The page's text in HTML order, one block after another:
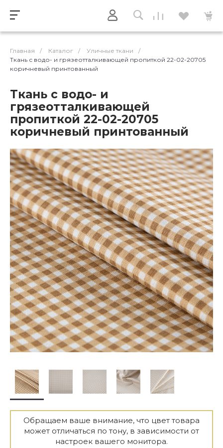
Главная / Каталог / Уличные ткани
/
Ткань с водо- и грязеотталкивающей пропиткой 22-02-20705
коричневый принтованный
Ткань с водо- и
грязеотталкивающей
пропиткой 22-02-20705
коричневый принтованный
Обращаем ваше внимание, что цвет товара
может отличаться по тону, в зависимости от
настроек вашего монитора.